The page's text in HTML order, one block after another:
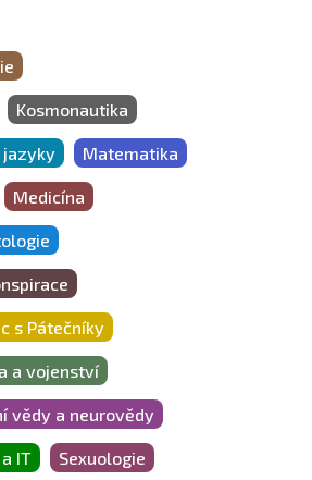
Kosmonautika
Matematika
Medicína
s Pátečníky
a vojenství
vědy a neurovědy
IT Sexuologie